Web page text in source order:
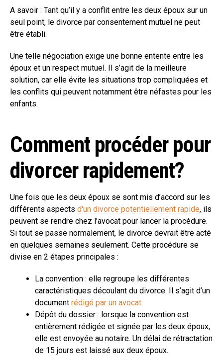
A savoir : Tant qu’il y a conflit entre les deux époux sur un
seul point, le divorce par consentement mutuel ne peut
être établi.
Une telle négociation exige une bonne entente entre les
époux et un respect mutuel. Il s’agit de la meilleure
solution, car elle évite les situations trop compliquées et
les conflits qui peuvent notamment être néfastes pour les
enfants.
Comment procéder pour
divorcer rapidement?
Une fois que les deux époux se sont mis d’accord sur les
différents aspects d'un divorce potentiellement rapide, ils
peuvent se rendre chez l’avocat pour lancer la procédure.
Si tout se passe normalement, le divorce devrait être acté
en quelques semaines seulement. Cette procédure se
divise en 2 étapes principales :
La convention : elle regroupe les différentes
caractéristiques découlant du divorce. Il s’agit d’un
document rédigé par un avocat.
Dépôt du dossier : lorsque la convention est
entièrement rédigée et signée par les deux époux,
elle est envoyée au notaire. Un délai de rétractation
de 15 jours est laissé aux deux époux.